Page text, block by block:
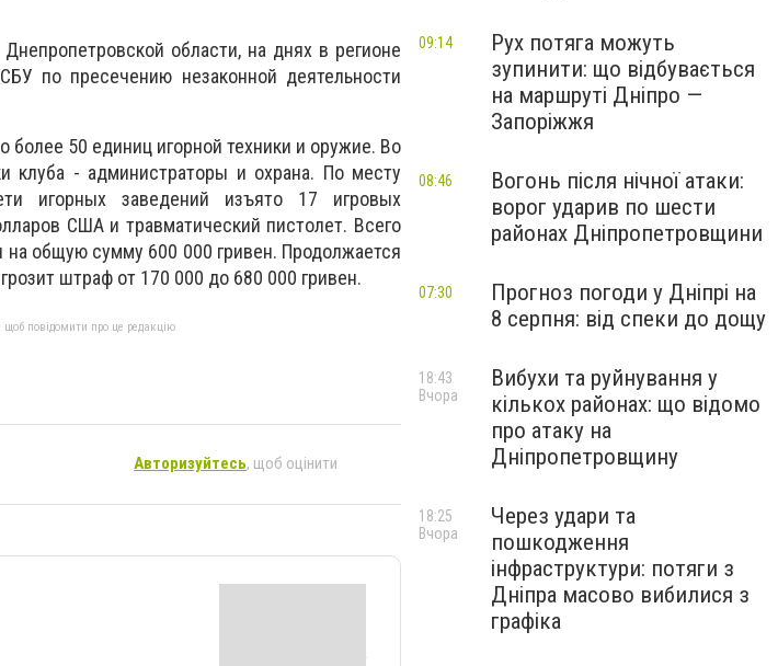
области, на днях в регионе
по пресечению незаконной деятельности
50 единиц игорной техники и оружие. Во
клуба - администраторы и охрана. По месту
игорных заведений изъято 17 игровых
США и травматический пистолет. Всего
общую сумму 600 000 гривен. Продолжается
штраф от 170 000 до 680 000 гривен.
щоб повідомити про це редакцію
Авторизуйтесь, щоб оцінити
Рух потяга можуть
зупинити: що відбувається
на маршруті Дніпро —
Запоріжжя
09:14
Вогонь після нічної атаки:
ворог ударив по шести
районах Дніпропетровщини
08:46
Прогноз погоди у Дніпрі на
8 серпня: від спеки до дощу
07:30
Вибухи та руйнування у
кількох районах: що відомо
про атаку на
Дніпропетровщину
18:43
Вчора
Через удари та
пошкодження
інфраструктури: потяги з
Дніпра масово вибилися з
графіка
18:25
Вчора